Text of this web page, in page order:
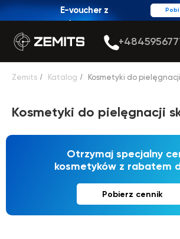
E-voucher z
rabatem
Zemits / Katalog / Kosmetyki do
Kosmetyki do pielęgnacji
Pobierz cennik
Otrzymaj specjalny
kosmetyków z rabatem